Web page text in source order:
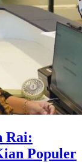
Rai:
Populer